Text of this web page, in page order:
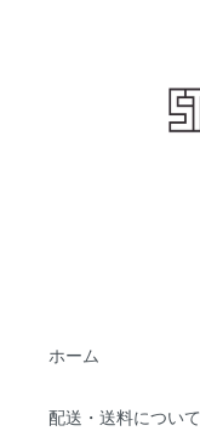
ホーム
配送・送料について